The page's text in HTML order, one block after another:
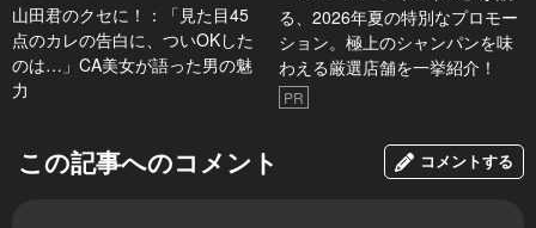
山田君のクセに！：「見た目45
点のカレの告白に、ついOKした
のは…」CA美女が語った男の魅
力
る、2026年夏の特別なプロモー
ション。極上のシャンパンを味
わえる厳選店舗を一挙紹介！
PR
この記事へのコメント コメントする